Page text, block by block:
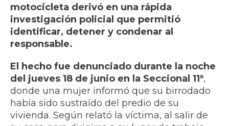
motocicleta derivó en una rápida
investigación policial que permitió
identificar, detener y condenar al
responsable.
El hecho fue denunciado durante la noche
del jueves 18 de junio en la Seccional 11ª,
donde una mujer informó que su birrodado
había sido sustraído del predio de su
vivienda. Según relató la víctima, al salir de